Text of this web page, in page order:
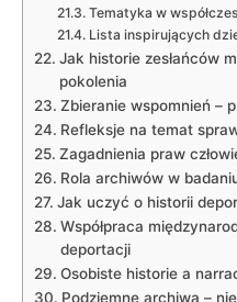
Tematyka w
Lista inspirujących
Jak historie zesłańców
pokolenia
Zbieranie wspomnień –
Refleksje na temat
Zagadnienia praw
Rola archiwów w
Jak uczyć o historii
Współpraca
deportacji
Osobiste historie a
Podziemne archiwa –